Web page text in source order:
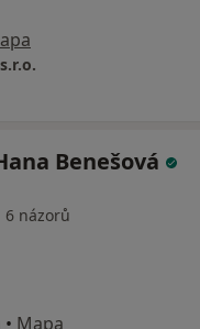
Benešová
6 názorů
• Mapa